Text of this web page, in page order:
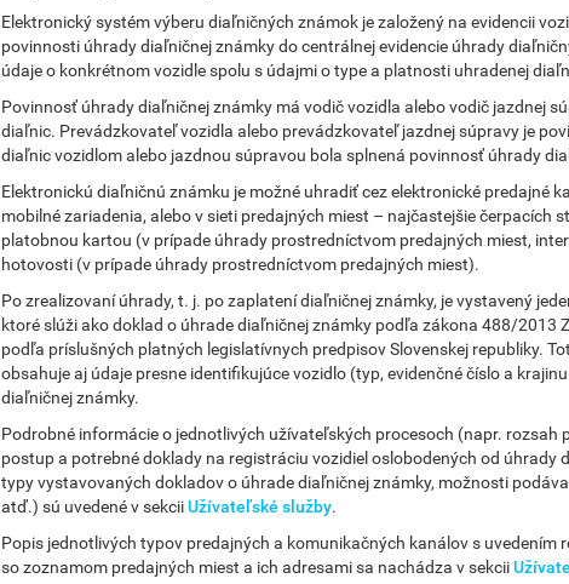
Elektronický systém výberu diaľničných známok je založený na evidencii
povinnosti úhrady diaľničnej známky do centrálnej evidencie úhrady
údaje o konkrétnom vozidle spolu s údajmi o type a platnosti uhradenej
Povinnosť úhrady diaľničnej známky má vodič vozidla alebo vodič jazdnej
diaľnic. Prevádzkovateľ vozidla alebo prevádzkovateľ jazdnej súpravy je
diaľnic vozidlom alebo jazdnou súpravou bola splnená povinnosť úhrady
Elektronickú diaľničnú známku je možné uhradiť cez elektronické predajné
mobilné zariadenia, alebo v sieti predajných miest – najčastejšie čerpacích
platobnou kartou (v prípade úhrady prostredníctvom predajných miest,
hotovosti (v prípade úhrady prostredníctvom predajných miest).
Po zrealizovaní úhrady, t. j. po zaplatení diaľničnej známky, je vystavený
ktoré slúži ako doklad o úhrade diaľničnej známky podľa zákona 488/2013
podľa príslušných platných legislatívnych predpisov Slovenskej republiky.
obsahuje aj údaje presne identifikujúce vozidlo (typ, evidenčné číslo a
diaľničnej známky.
Podrobné informácie o jednotlivých užívateľských procesoch (napr.
postup a potrebné doklady na registráciu vozidiel oslobodených od úhrady
typy vystavovaných dokladov o úhrade diaľničnej známky, možnosti
atď.) sú uvedené v sekciiUžívateľské služby.
Popis jednotlivých typov predajných a komunikačných kanálov s
so zoznamom predajných miest a ich adresami sa nachádza v sekcii